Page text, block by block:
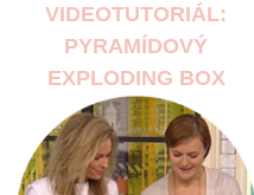
VIDEOTUTORIÁL:
PYRAMÍDOVÝ
EXPLODING BOX